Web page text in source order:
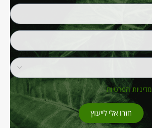
מדיניות הפרטיות
חזרו אלי לייעוץ